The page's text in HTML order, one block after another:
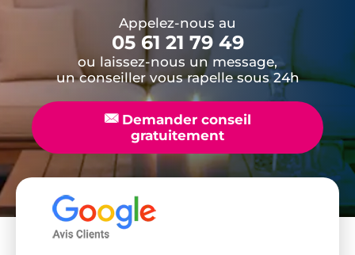
Appelez-nous au
05 61 21 79 49
ou laissez-nous un message,
un conseiller vous rapelle sous 24h
📧Demander conseil
gratuitement